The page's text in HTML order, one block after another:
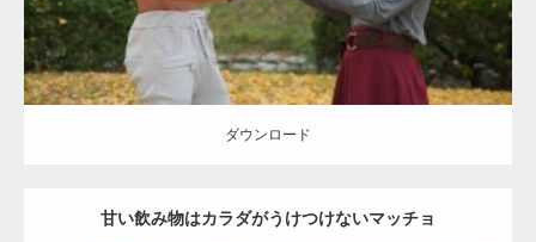
ダウンロード
甘い飲み物はカラダがうけつけないマッチョ